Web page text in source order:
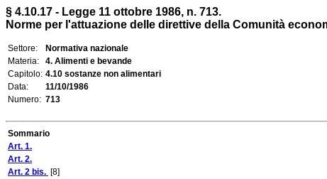
§ 4.10.17 - Legge 11 ottobre 1986, n. 713.
Norme per l'attuazione delle direttive della Comunità
Settore:
Normativa nazionale
Materia:
4. Alimenti e bevande
Capitolo: 4.10 sostanze non alimentari
Data:
11/10/1986
Numero: 713
Sommario
Art. 1.
Art. 2.
Art. 2 bis. [8]